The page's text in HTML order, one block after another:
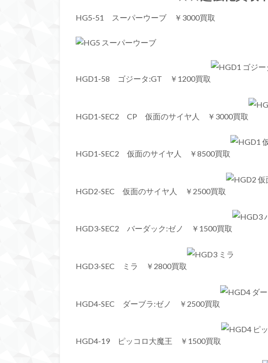
HG5-51 スーパーウーブ ￥3000買取
HGD1-58 ゴジータ:GT ￥1200買取
HGD1-SEC2 CP 仮面のサイヤ人 ￥3000買取
HGD1-SEC2 仮面のサイヤ人 ￥8500買取
HGD2-SEC 仮面のサイヤ人 ￥2500買取
HGD3-SEC2 バーダック:ゼノ ￥1500買取
HGD3-SEC ミラ ￥2800買取
HGD4-SEC ダーブラ:ゼノ ￥2500買取
HGD4-19 ピッコロ大魔王 ￥1500買取